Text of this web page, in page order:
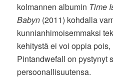
kolmannen albumin Time
Babyn (2011) kohdalla
kunnianhimoisemmaksi
kehitystä ei voi oppia
Pintandwefall on pystynyt
persoonallisuutensa.